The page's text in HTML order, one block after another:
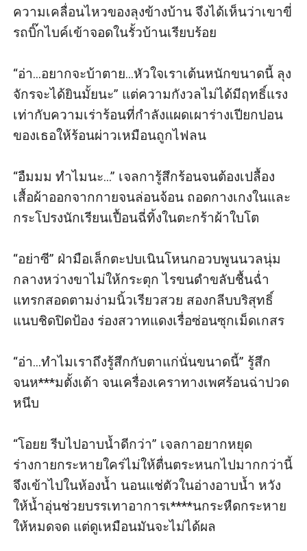
ความเคลื่อนไหวของลุงข้างบ้าน จึงได้เห็นว่าเขาขี่
รถบิ๊กไบค์เข้าจอดในรั้วบ้านเรียบร้อย
“อ่า...อยากจะบ้าตาย...หัวใจเราเต้นหนักขนาดนี้ ลุง
จักรจะได้ยินมั้ยนะ” แต่ความกังวลไม่ได้มีฤทธิ์แรง
เท่ากับความเร่าร้อนที่กำลังแผดเผาร่างเปียกปอน
ของเธอให้ร้อนผ่าวเหมือนถูกไฟลน
“อืมมม ทำไมนะ...” เจลการู้สึกร้อนจนต้องเปลื้อง
เสื้อผ้าออกจากกายจนล่อนจ้อน ถอดกางเกงในและ
กระโปรงนักเรียนเปื้อนฉี่ทิ้งในตะกร้าผ้าใบโต
“อย่าซี” ฝ่ามือเล็กตะปบเนินโหนกอวบพูนนวลนุ่ม
กลางหว่างขาไม่ให้กระตุก ไรขนดำขลับชื้นฉ่ำ
แทรกสอดตามง่ามนิ้วเรียวสวย สองกลีบบริสุทธิ์
แนบชิดปิดป้อง ร่องสวาทแดงเรื่อซ่อนซุกเม็ดเกสร
“อ่า...ทำไมเราถึงรู้สึกกับตาแก่นั่นขนาดนี้” รู้สึก
จนห***มตั้งเต้า จนเครื่องเคราทางเพศร้อนฉ่าปวด
หนึบ
“โอยย รีบไปอาบน้ำดีกว่า” เจลกาอยากหยุด
ร่างกายกระหายใคร่ไม่ให้ตื่นตระหนกไปมากกว่านี้
จึงเข้าไปในห้องน้ำ นอนแช่ตัวในอ่างอาบน้ำ หวัง
ให้น้ำอุ่นช่วยบรรเทาอาการเ****นกระหืดกระหาย
ให้หมดจด แต่ดูเหมือนมันจะไม่ได้ผล